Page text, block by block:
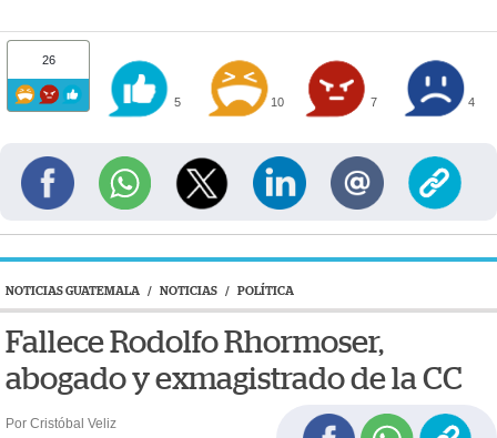
26
5 10 7 4
NOTICIAS GUATEMALA / NOTICIAS / POLÍTICA
Fallece Rodolfo Rhormoser,
abogado y exmagistrado de la CC
Por Cristóbal Veliz